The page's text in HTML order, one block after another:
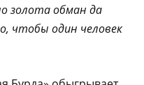
золота обман да
чтобы один человек